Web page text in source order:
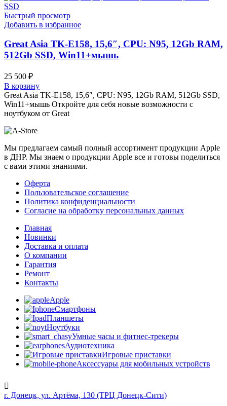
Быстрый просмотр
Добавить в избранное
Great Asia TK-E158, 15,6″, CPU: N95, 12Gb RAM,
512Gb SSD, Win11+мышь
25 500 ₽
В корзину
Great Asia TK-E158, 15,6″, CPU: N95, 12Gb RAM, 512Gb SSD,
Win11+мышь Откройте для себя новые возможности с
ноутбуком от Great
Мы предлагаем самый полный ассортимент продукции Apple
в ДНР. Мы знаем о продукции Apple все и готовы поделиться
с вами этими знаниями.
Оферта
Пользовательское соглашение
Политика конфиденциальности
Согласие на обработку персональных данных
Главная
Новинки
Доставка и оплата
О компании
Гарантия
Ремонт
Контакты
Apple
Смартфоны
Планшеты
Ноутбуки
Умные часы и фитнес-трекеры
Аудиотехника
Игровые приставки
Аксессуары для мобильных устройств
г. Донецк, ул. Артёма, 130 (ТРЦ Донецк-Сити)